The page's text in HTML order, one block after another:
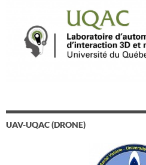
UAV-UQAC (DRONE)